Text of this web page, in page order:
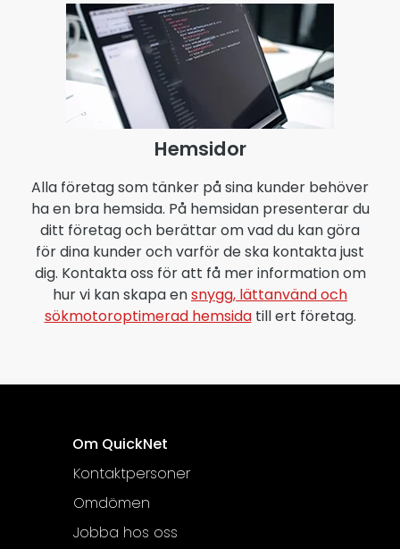
Hemsidor
Alla företag som tänker på sina kunder behöver
ha en bra hemsida. På hemsidan presenterar du
ditt företag och berättar om vad du kan göra
för dina kunder och varför de ska kontakta just
dig. Kontakta oss för att få mer information om
hur vi kan skapa ensnygg, lättanvänd och
sökmotoroptimerad hemsidatill ert företag.
Om QuickNet
Kontaktpersoner
Omdömen
Jobba hos oss